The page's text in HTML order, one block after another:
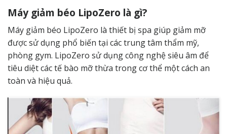
Máy giảm béo LipoZero là gì?
Máy giảm béo LipoZero là thiết bị spa giúp giảm mỡ
được sử dụng phổ biến tại các trung tâm thẩm mỹ,
phòng gym. LipoZero sử dụng công nghệ siêu âm để
tiêu diệt các tế bào mỡ thừa trong cơ thể một cách an
toàn và hiệu quả.